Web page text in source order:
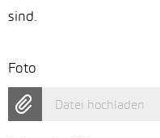
sind.
Foto
Datei hochladen